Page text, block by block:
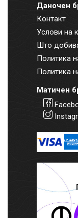
Даночен
Контакт
Услови на
Што
Политика
Политика
Матичен